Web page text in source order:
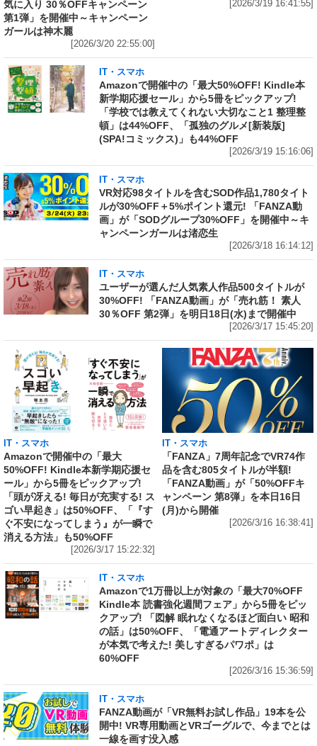
気に入り 30％OFFキャンペーン
第1弾」を開催中～キャンペーン
ガールは神木麗
[2026/3/20 22:55:00]
[2026/3/19 16:41:55]
IT・スマホ
Amazonで開催中の「最大50%OFF! Kindle本
新学期応援セール」から5冊をピックアップ!
「学校では教えてくれない大切なこと1 整理整
頓」は44%OFF、「孤独のグルメ[新装版]
(SPA!コミックス)」も44%OFF
[2026/3/19 15:16:06]
IT・スマホ
VR対応98タイトルを含むSOD作品1,780タイト
ルが30%OFF＋5%ポイント還元! 「FANZA動
画」が「SODグループ30%OFF」を開催中～キ
ャンペーンガールは渚恋生
[2026/3/18 16:14:12]
IT・スマホ
ユーザーが選んだ人気素人作品500タイトルが
30%OFF! 「FANZA動画」が「売れ筋！ 素人
30％OFF 第2弾」を明日18日(水)まで開催中
[2026/3/17 15:45:20]
IT・スマホ
Amazonで開催中の「最大
50%OFF! Kindle本新学期応援セ
ール」から5冊をピックアップ!
「頭が冴える! 毎日が充実する! ス
ゴい早起き」は50%OFF、「『す
ぐ不安になってしまう』が一瞬で
消える方法」も50%OFF
[2026/3/17 15:22:32]
IT・スマホ
「FANZA」7周年記念でVR74作
品を含む805タイトルが半額!
「FANZA動画」が「50%OFFキ
ャンペーン 第8弾」を本日16日
(月)から開催
[2026/3/16 16:38:41]
IT・スマホ
Amazonで1万冊以上が対象の「最大70%OFF
Kindle本 読書強化週間フェア」から5冊をピッ
クアップ! 「図解 眠れなくなるほど面白い 昭和
の話」は50%OFF、「電通アートディレクター
が本気で考えた! 美しすぎるパワポ」は
60%OFF
[2026/3/16 15:36:59]
IT・スマホ
FANZA動画が「VR無料お試し作品」19本を公
開中! VR専用動画とVRゴーグルで、今までとは
一線を画す没入感